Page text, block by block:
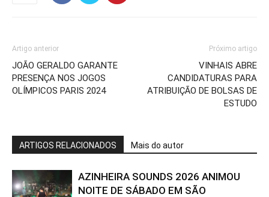
Artigo anterior
JOÃO GERALDO GARANTE
PRESENÇA NOS JOGOS
OLÍMPICOS PARIS 2024
Próximo artigo
VINHAIS ABRE
CANDIDATURAS PARA
ATRIBUIÇÃO DE BOLSAS DE
ESTUDO
ARTIGOS RELACIONADOS Mais do autor
AZINHEIRA SOUNDS 2026 ANIMOU
NOITE DE SÁBADO EM SÃO